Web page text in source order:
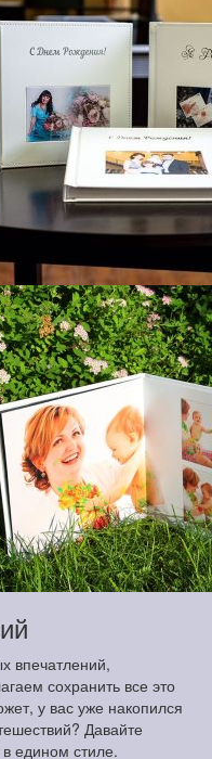
впечатлений,
сохранить все это
у вас уже накопился
Давайте
едином стиле.